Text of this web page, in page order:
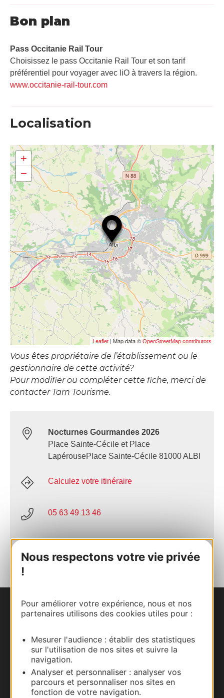
Nous respectons votre vie privée
!
Pour améliorer votre expérience, nous et nos
partenaires utilisons des cookies utiles pour :
Mesurer l'audience : établir des statistiques
sur l'utilisation de nos sites et suivre la
navigation.
Analyser et personnaliser : analyser vos
parcours et personnaliser nos sites en
fonction de votre navigation.
Bon plan
Pass Occitanie Rail Tour​
Choisissez le pass Occitanie Rail Tour et son tarif
préférentiel pour voyager avec liO à travers la région.
www.occitanie-rail-tour.com
Localisation
+
−
Leaflet | Map data © OpenStreetMap contributors
Vous êtes propriétaire de l’établissement ou le
gestionnaire de cette activité?
Pour modifier ou compléter cette fiche, merci de
contacter Tarn Tourisme.
Nocturnes Gourmandes 2026
Place Sainte-Cécile et Place
LapérousePlace Sainte-Cécile 81000 ALBI
Calculez votre itinéraire
05 63 49 13 46
AJOUTER
Nous contacter
Carte interactive
Documentation